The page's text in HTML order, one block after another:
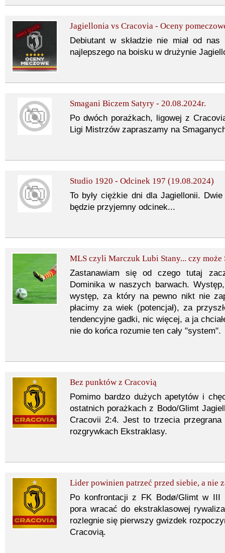
Jagiellonia vs Cracovia - Oceny
Debiutant w składzie nie miał od
najlepszego na boisku w drużynie
Smagani Biczem Satyry - 20.08.2024r.
Po dwóch porażkach, ligowej z
Ligi Mistrzów zapraszamy na
Studio 1920 - Odcinek 197 (19.08.2024)
To były ciężkie dni dla Jagiellonii.
będzie przyjemny odcinek...
MLS czyli Marczuk Lubi Stany... czy może
Zastanawiam się od czego tutaj
Dominika w naszych barwach.
występ, za który na pewno nikt nie
płacimy za wiek (potencjał), za
tendencyjne gadki, nic więcej, a ja
nie do końca rozumie ten cały "system".
Bez punktów z Cracovią
Pomimo bardzo dużych apetytów i
ostatnich porażkach z Bodo/Glimt
Cracovii 2:4. Jest to trzecia
rozgrywkach Ekstraklasy.
Lider powinien patrzeć przed siebie, a nie
Po konfrontacji z FK Bodø/Glimt w III
pora wracać do ekstraklasowej
rozlegnie się pierwszy gwizdek
Cracovią.